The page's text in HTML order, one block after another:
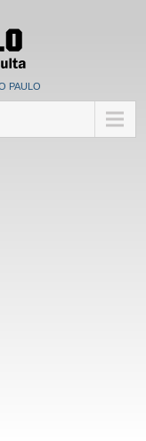
PAULO